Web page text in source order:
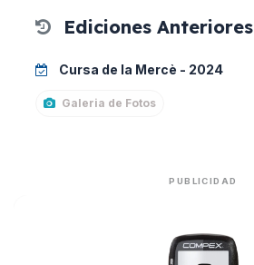
Ediciones Anteriores
Cursa de la Mercè - 2024
Galeria de Fotos
PUBLICIDAD